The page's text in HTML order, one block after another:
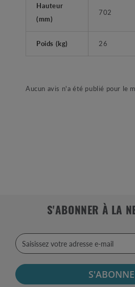
Hauteur
(mm)
702
Poids (kg) 26
Aucun avis n'a été publié pour le
S'ABONNER À LA